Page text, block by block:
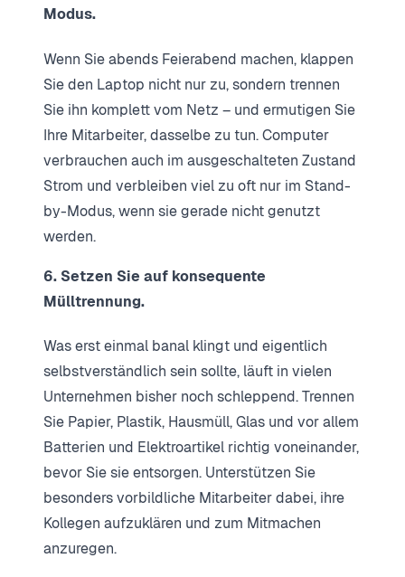
Modus.
Wenn Sie abends Feierabend machen, klappen
Sie den Laptop nicht nur zu, sondern trennen
Sie ihn komplett vom Netz – und ermutigen Sie
Ihre Mitarbeiter, dasselbe zu tun. Computer
verbrauchen auch im ausgeschalteten Zustand
Strom und verbleiben viel zu oft nur im Stand-
by-Modus, wenn sie gerade nicht genutzt
werden.
6. Setzen Sie auf konsequente
Mülltrennung.
Was erst einmal banal klingt und eigentlich
selbstverständlich sein sollte, läuft in vielen
Unternehmen bisher noch schleppend. Trennen
Sie Papier, Plastik, Hausmüll, Glas und vor allem
Batterien und Elektroartikel richtig voneinander,
bevor Sie sie entsorgen. Unterstützen Sie
besonders vorbildliche Mitarbeiter dabei, ihre
Kollegen aufzuklären und zum Mitmachen
anzuregen.